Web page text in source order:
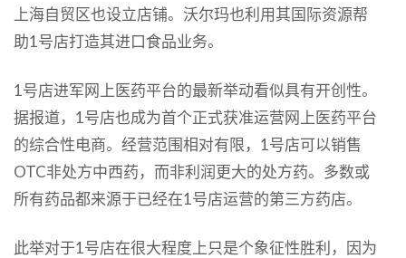
上海自贸区也设立店铺。沃尔玛也利用其国际资源帮
助1号店打造其进口食品业务。
1号店进军网上医药平台的最新举动看似具有开创性。
据报道，1号店也成为首个正式获准运营网上医药平台
的综合性电商。经营范围相对有限，1号店可以销售
OTC非处方中西药，而非利润更大的处方药。多数或
所有药品都来源于已经在1号店运营的第三方药店。
此举对于1号店在很大程度上只是个象征性胜利，因为